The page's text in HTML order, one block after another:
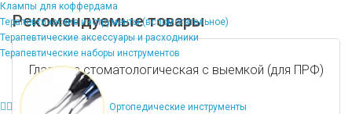
Клампы для коффердама
Терапевтические инструменты (вспомогательное)
Терапевтические аксессуары и расходники
Терапевтические наборы инструментов
Ортопедические инструменты
Рекомендуемые товары
Гладилка стоматологическая с выемкой (для ПРФ)